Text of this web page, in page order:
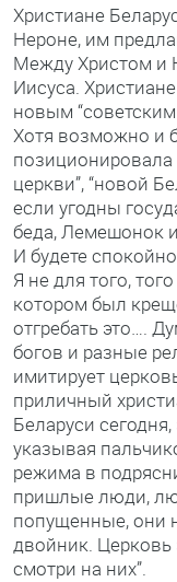
Христиане
Нероне, им
Между Христом и
Иисуса.
новым
Хотя возможно и
позиционировала
церкви”, “новой
если угодны
беда, Лемешонок
И будете
Я не для того,
котором был
отгребать это….
богов и разные
имитирует
приличный
Беларуси
указывая
режима в
пришлые люди,
попущенные, они
двойник. Церковь
смотри на них”.